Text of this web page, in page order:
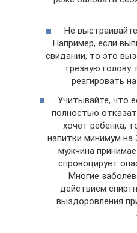
Не
Например, если
свидании, то это
трезвую голову
реагировать
Учитывайте, что
полностью
хочет ребенка,
напитки минимум на
мужчина
спровоцирует
Многие
действием
выздоровления